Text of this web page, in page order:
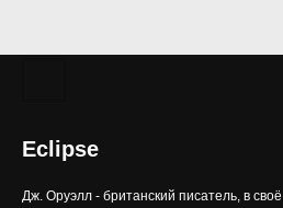
Eclipse
Дж. Оруэлл - британский писатель, в